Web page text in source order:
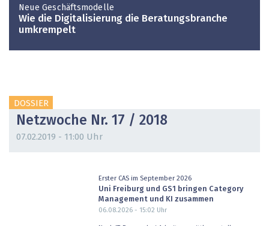
Neue Geschäftsmodelle
Wie die Digitalisierung die Beratungsbranche
umkrempelt
DOSSIER
Netzwoche Nr. 17 / 2018
07.02.2019 - 11:00 Uhr
Erster CAS im September 2026
Uni Freiburg und GS1 bringen Category
Management und KI zusammen
06.08.2026 - 15:02 Uhr